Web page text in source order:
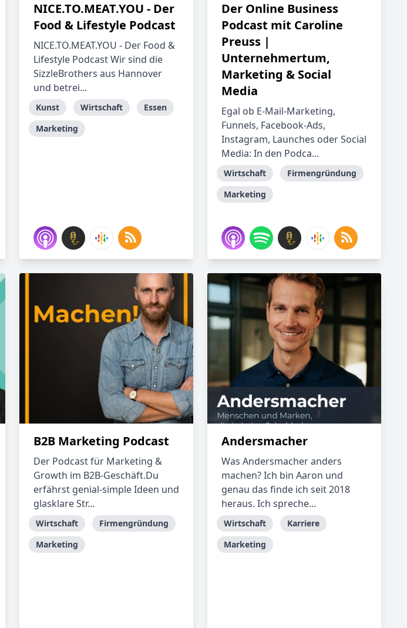
NICE.TO.MEAT.YOU - Der
Food & Lifestyle Podcast
NICE.TO.MEAT.YOU - Der Food &
Lifestyle Podcast Wir sind die
SizzleBrothers aus Hannover
und betrei...
Kunst Wirtschaft
Essen
Marketing
Der Online Business
Podcast mit Caroline
Preuss |
Unternehmertum,
Marketing & Social
Media
Egal ob E-Mail-Marketing,
Funnels, Facebook-Ads,
Instagram, Launches oder Social
Media: In den Podca...
Wirtschaft
Firmengründung
Marketing
B2B Marketing Podcast
Der Podcast für Marketing &
Growth im B2B-Geschäft.Du
erfährst genial-simple Ideen und
glasklare Str...
Wirtschaft
Firmengründung
Marketing
Andersmacher
Was Andersmacher anders
machen? Ich bin Aaron und
genau das finde ich seit 2018
heraus. Ich spreche...
Wirtschaft
Karriere
Marketing